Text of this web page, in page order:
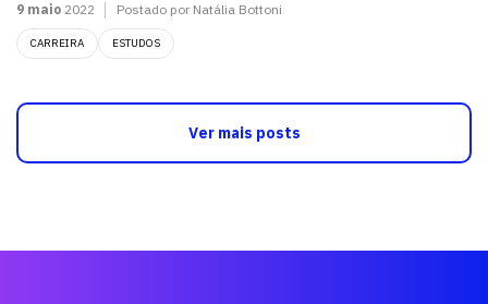
9 maio 2022 Postado por Natália Bottoni
CARREIRA ESTUDOS
Ver mais posts